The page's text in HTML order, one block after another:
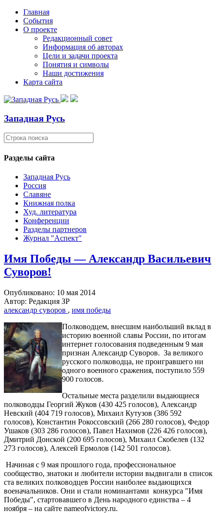
Главная
События
О проекте
Редакционный совет
Информация об авторах
Цели и задачи проекта
Понятия и символы
Наши достижения
Карта сайта
Западная Русь
Разделы сайта
Западная Русь
Россия
Славяне
Книжная полка
Худ. литература
Конференции
Разделы партнеров
Журнал "Аспект"
Имя Победы — Александр Васильевич
Суворов!
Опубликовано: 10 мая 2014
Автор: Редакция ЗР
александр суворов , имя победы
Полководцем, внесшим наибольший вклад в
историю военной славы России, по итогам
интернет голосования подведенным 9 мая
признан Александр Суворов. За великого
русского полководца, не проигравшего ни
одного военного сражения, поступило 559
900 голосов.
Остальные места разделили выдающиеся
полководцы Георгий Жуков (430 425 голосов), Александр
Невский (404 719 голосов), Михаил Кутузов (386 592
голосов), Константин Рокоссовский (266 280 голосов), Федор
Ушаков (303 286 голосов), Павел Нахимов (226 426 голосов),
Дмитрий Донской (200 695 голосов), Михаил Скобелев (132
273 голосов), Алексей Ермолов (142 501 голосов).
Начиная с 9 мая прошлого года, профессиональное
сообщество, знатоки и любители истории выдвигали в список
ста великих полководцев России наиболее выдающихся
военачальников. Они и стали номинантами конкурса "Имя
Победы", стартовавшего в День народного единства – 4
ноября – на сайте nameofvictory.ru.